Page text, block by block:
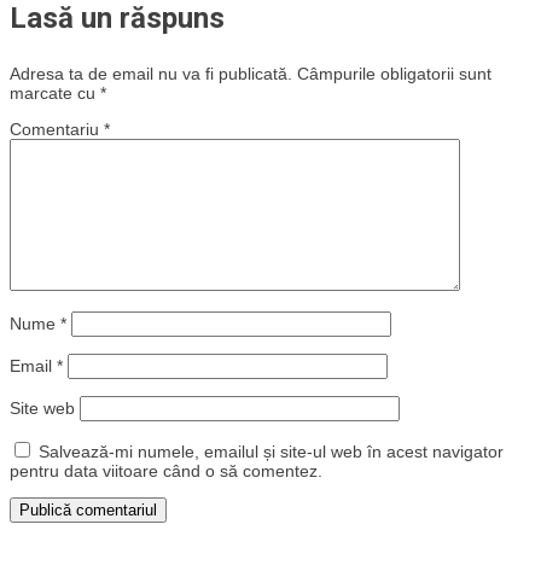
Lasă un răspuns
Adresa ta de email nu va fi publicată. Câmpurile obligatorii sunt
marcate cu *
Comentariu *
Nume *
Email *
Site web
Salvează-mi numele, emailul și site-ul web în acest navigator
pentru data viitoare când o să comentez.